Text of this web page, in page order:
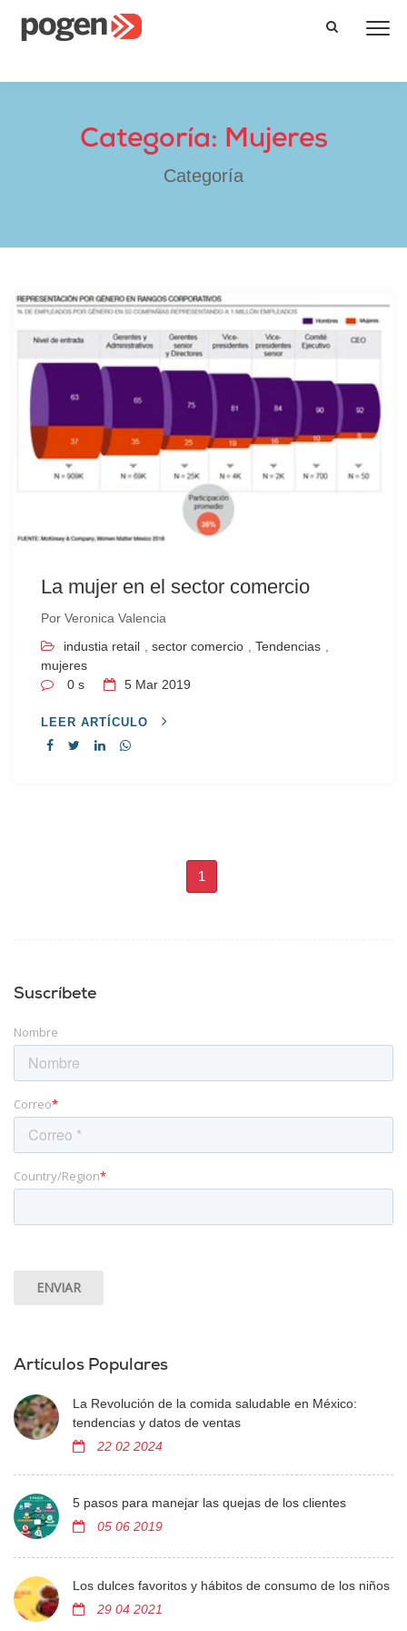
Categoría: Mujeres
Categoría
La mujer en el sector comercio
Por Veronica Valencia
industia retail
sector comercio Tendencias
mujeres
0 s
5 Mar 2019
LEER ARTÍCULO
1
Suscríbete
Nombre
Correo*
Country/Region*
Artículos Populares
La Revolución de la comida saludable en México:
tendencias y datos de ventas
22 02 2024
5 pasos para manejar las quejas de los clientes
05 06 2019
Los dulces favoritos y hábitos de consumo de los niños
29 04 2021